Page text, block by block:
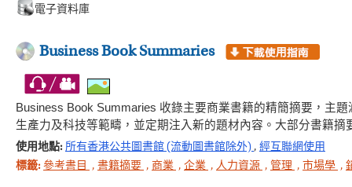
電子資料庫
Business Book Summaries
Business Book Summaries 收錄主要商業書籍的精簡摘要，主
生產力及科技等範疇，並定期注入新的題材內容。大部分書籍摘
使用地點: 所有香港公共圖書館 (流動圖書館除外) , 經互聯網使用
標籤: 參考書目 , 書籍摘要 , 商業 , 企業 , 人力資源 , 管理 , 市場學 ,